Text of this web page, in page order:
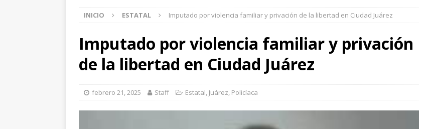
[ agosto 4, 2026 ] Rehabilitará Municipio tramo de la Politécnico Nacional; conduce
con precaución
CHIHUAHUA
Todo listo: hoy inaugura Marco Bonilla el paso superior de Aldama
y Fuerza Aérea
CHIHUAHUA
Continúa Municipio con entrega de mochilas del programa Mi Bolsa
INICIO ESTATAL Imputado por violencia familiar y privación de la libertad en Ciudad Juárez
Imputado por violencia familiar y privación
de la libertad en Ciudad Juárez
febrero 21, 2025 Staff Estatal, Juárez, Policíaca